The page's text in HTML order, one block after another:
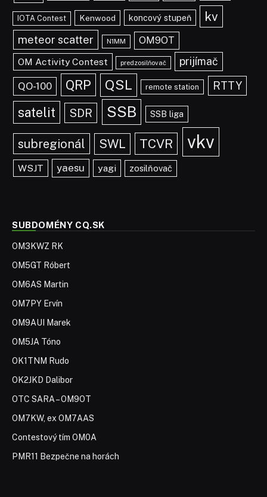
IOTA Contest Kenwood koncový stupeň kv
meteor scatter N1MM
OM9OT
OM Activity Contest
predzosilňovač prijímač
QO-100 QRP QSL remote station RTTY
satelit SDR SSB SSB liga
subregionál SWL TCVR vkv
WSJT yaesu yagi zosilňovač
SUBDOMÉNY CQ.SK
OM3KWZ RK
OM5GT Róbert
OM6AS Martin
OM7PY Ervín
OM9AUI Marek
OM5JA Tóno
OK1TNM Rudo
OK2JKD Dalibor
OTC SARA – OM9OT
OM7KW, ex OM7AAS
Contestový tím OM0A
PMR11 Bezpečne na horách